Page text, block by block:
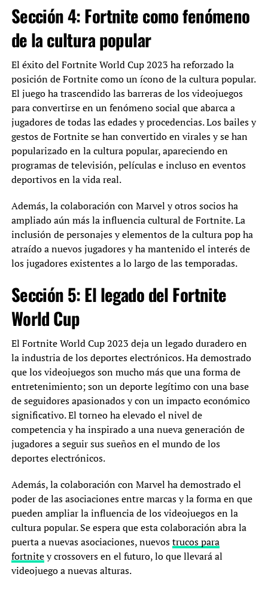
Sección 4: Fortnite como fenómeno
de la cultura popular
El éxito del Fortnite World Cup 2023 ha reforzado la
posición de Fortnite como un ícono de la cultura popular.
El juego ha trascendido las barreras de los videojuegos
para convertirse en un fenómeno social que abarca a
jugadores de todas las edades y procedencias. Los bailes y
gestos de Fortnite se han convertido en virales y se han
popularizado en la cultura popular, apareciendo en
programas de televisión, películas e incluso en eventos
deportivos en la vida real.
Además, la colaboración con Marvel y otros socios ha
ampliado aún más la influencia cultural de Fortnite. La
inclusión de personajes y elementos de la cultura pop ha
atraído a nuevos jugadores y ha mantenido el interés de
los jugadores existentes a lo largo de las temporadas.
Sección 5: El legado del Fortnite
World Cup
El Fortnite World Cup 2023 deja un legado duradero en
la industria de los deportes electrónicos. Ha demostrado
que los videojuegos son mucho más que una forma de
entretenimiento; son un deporte legítimo con una base
de seguidores apasionados y con un impacto económico
significativo. El torneo ha elevado el nivel de
competencia y ha inspirado a una nueva generación de
jugadores a seguir sus sueños en el mundo de los
deportes electrónicos.
Además, la colaboración con Marvel ha demostrado el
poder de las asociaciones entre marcas y la forma en que
pueden ampliar la influencia de los videojuegos en la
cultura popular. Se espera que esta colaboración abra la
puerta a nuevas asociaciones, nuevostrucos para
fortnitey crossovers en el futuro, lo que llevará al
videojuego a nuevas alturas.